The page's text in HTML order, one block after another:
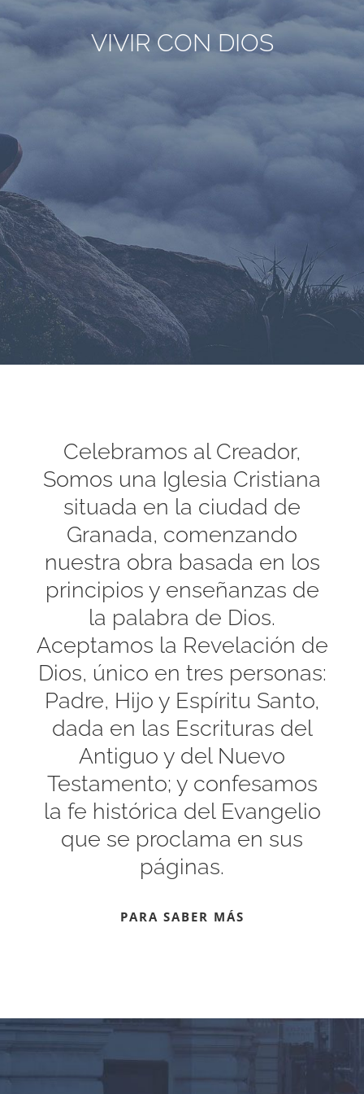
VIVIR CON DIOS
Celebramos al Creador,
Somos una Iglesia Cristiana
situada en la ciudad de
Granada, comenzando
nuestra obra basada en los
principios y enseñanzas de
la palabra de Dios.
Aceptamos la Revelación de
Dios, único en tres personas:
Padre, Hijo y Espíritu Santo,
dada en las Escrituras del
Antiguo y del Nuevo
Testamento; y confesamos
la fe histórica del Evangelio
que se proclama en sus
páginas.
PARA SABER MÁS